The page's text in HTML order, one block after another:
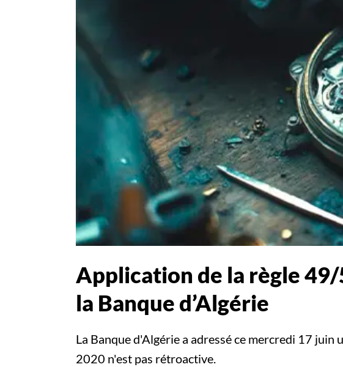
Application de la règle
la Banque d’Algérie
La Banque d'Algérie a adressé ce mercredi 17
2020 n'est pas rétroactive.